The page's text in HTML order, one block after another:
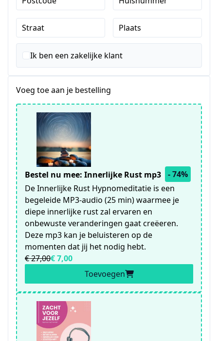
Straat Plaats
Ik ben een zakelijke klant
Voeg toe aan je bestelling
Bestel nu mee: Innerlijke Rust mp3
- 74%
De Innerlijke Rust Hypnomeditatie is een
begeleide MP3-audio (25 min) waarmee je
diepe innerlijke rust zal ervaren en
onbewuste veranderingen gaat creëeren.
Deze mp3 kan je beluisteren op de
momenten dat jij het nodig hebt.
€ 27,00€ 7,00
Toevoegen